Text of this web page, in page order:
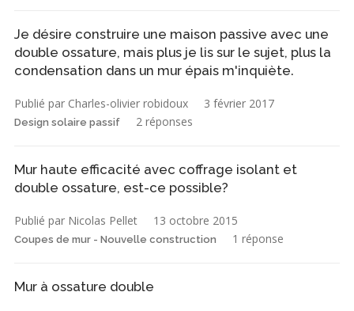
Je désire construire une maison passive avec une
double ossature, mais plus je lis sur le sujet, plus la
condensation dans un mur épais m'inquiète.
Publié par Charles-olivier robidoux 3 février 2017
Design solaire passif 2 réponses
Mur haute efficacité avec coffrage isolant et
double ossature, est-ce possible?
Publié par Nicolas Pellet 13 octobre 2015
Coupes de mur - Nouvelle construction 1 réponse
Mur à ossature double